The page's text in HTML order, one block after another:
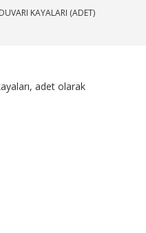
KAYALARI (ADET)
adet olarak